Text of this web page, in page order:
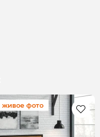
живое фото